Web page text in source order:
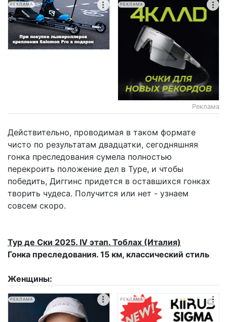
РЕКЛАМА РЕКЛАМА
Реклама
Действительно, проводимая в таком формате
чисто по результатам двадцатки, сегодняшняя
гонка преследования сумела полностью
перекроить положение дел в Туре, и чтобы
победить, Диггинс придется в оставшихся гонках
творить чудеса. Получится или нет - узнаем
совсем скоро.
Тур де Ски 2025. IV этап. Тоблах (Италия)
Гонка преследования. 15 км, классический стиль
Женщины:
РЕКЛАМА РЕКЛАМА